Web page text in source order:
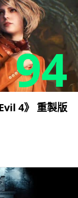
94
4》 重製版